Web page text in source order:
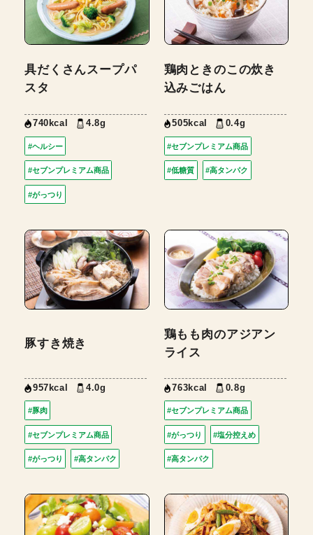
具だくさんスープパ
スタ
740kcal 4.8g
#ヘルシー
#セブンプレミアム商品
#がっつり
鶏肉ときのこの炊き
込みごはん
505kcal 0.4g
#セブンプレミアム商品
#低糖質 #高タンパク
豚すき焼き
957kcal 4.0g
#豚肉
#セブンプレミアム商品
#がっつり #高タンパク
鶏もも肉のアジアン
ライス
763kcal 0.8g
#セブンプレミアム商品
#がっつり #塩分控えめ
#高タンパク